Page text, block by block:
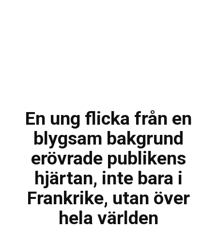
En ung flicka från en
blygsam bakgrund
erövrade publikens
hjärtan, inte bara i
Frankrike, utan över
hela världen